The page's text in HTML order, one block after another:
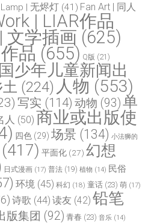
| 无烬灯 (41) Fan Art | 同人
| LIAR作品
文学插画 (625)
品 (655) Q版 (21)
少年儿童新闻出
土 (224) 人物 (553)
写实 (114) 动物 (93)单
人 (50) 商业或出版使
四色 (29) 场景 (134) 小法狮的
(417) 平面化 (27) 幻想
日式漫画 (17) 普法 (19) 植物 (14) 民俗
环境 (45) 科幻 (18) 童话 (23) 萌 (17)
诗歌 (44) 读友 (42) 铅笔
版集团 (92) 青春 (23) 音乐 (14)